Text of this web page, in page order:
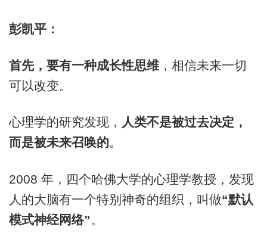
彭凯平：
首先，要有一种成长性思维，相信未来一切
可以改变。
心理学的研究发现， 人类不是被过去决定，
而是被未来召唤的。
2008 年，四个哈佛大学的心理学教授，发现
人的大脑有一个特别神奇的组织，叫做“默认
模式神经网络”。